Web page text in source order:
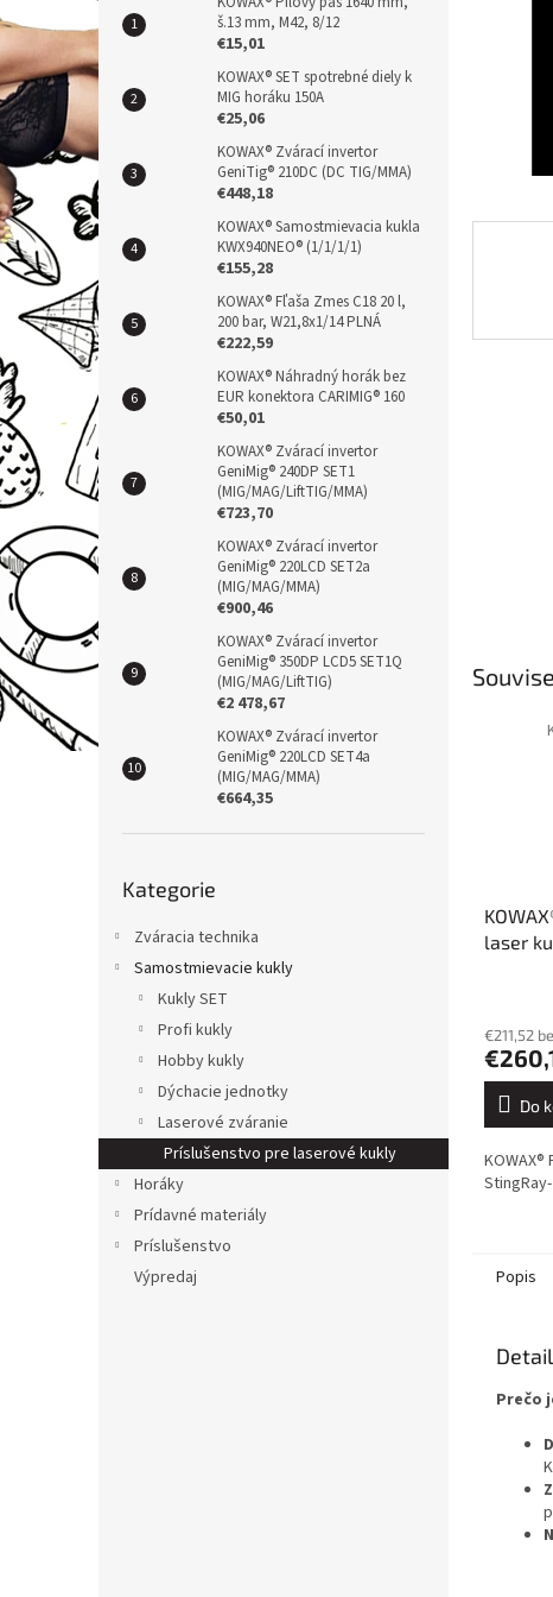
n
e
l
š.13 mm, M42, 8/12
€15,01
KOWAX® SET spotrebné diely k
MIG horáku 150A
€25,06
KOWAX® Zvárací invertor
GeniTig® 210DC (DC TIG/MMA)
€448,18
KOWAX® Samostmievacia kukla
KWX940NEO® (1/1/1/1)
€155,28
KOWAX® Fľaša Zmes C18 20 l,
200 bar, W21,8x1/14 PLNÁ
€222,59
KOWAX® Náhradný horák bez
EUR konektora CARIMIG® 160
€50,01
KOWAX® Zvárací invertor
GeniMig® 240DP SET1
(MIG/MAG/LiftTIG/MMA)
€723,70
KOWAX® Zvárací invertor
GeniMig® 220LCD SET2a
(MIG/MAG/MMA)
€900,46
KOWAX® Zvárací invertor
GeniMig® 350DP LCD5 SET1Q
(MIG/MAG/LiftTIG)
€2 478,67
KOWAX® Zvárací invertor
GeniMig® 220LCD SET4a
(MIG/MAG/MMA)
€664,35
kategorie
Kategorie
Zváracia technika
Samostmievacie kukly
Kukly SET
Profi kukly
Hobby kukly
Dýchacie jednotky
Laserové zváranie
Príslušenstvo pre laserové kukly
Horáky
Prídavné materiály
Príslušenstvo
Výpredaj
laser
€211,52
Do
Popis
Prečo